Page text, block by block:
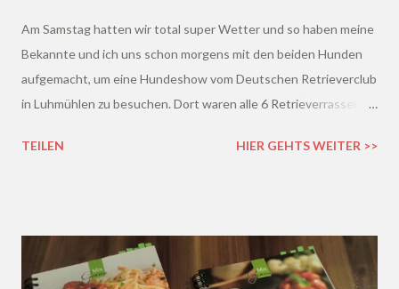
Am Samstag hatten wir total super Wetter und so haben meine
Bekannte und ich uns schon morgens mit den beiden Hunden
aufgemacht, um eine Hundeshow vom Deutschen Retrieverclub
in Luhmühlen zu besuchen. Dort waren alle 6 Retrieverrassen
Preisrichtern beurteilen lassen.
TEILEN HIER GEHTS WEITER >>